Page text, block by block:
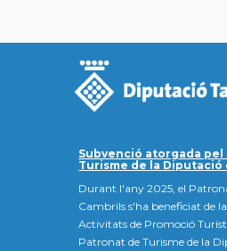
Subvenció atorgada
Turisme de la Diputació
Durant l'any 2025, el
Cambrils s'ha beneficiat de
Activitats de Promoció
Patronat de Turisme de la